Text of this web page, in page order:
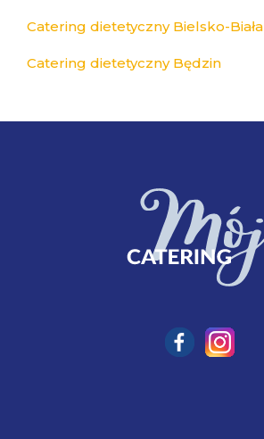
Catering dietetyczny Bielsko-Biała
Catering dietetyczny Będzin